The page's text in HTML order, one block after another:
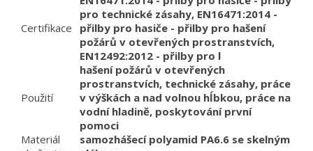
Certifikace
pro technické zásahy, EN16471:2014 -
přilby pro hasiče - přilby pro hašení
požárů v otevřených prostranstvích,
EN12492:2012 - přilby pro l
Použití
hašení požárů v otevřených
prostranstvích, technické zásahy, práce
v výškách a nad volnou hĺbkou, práce na
vodní hladině, poskytování první
pomoci
Materiál
samozhášecí polyamid PA6.6 se skelným